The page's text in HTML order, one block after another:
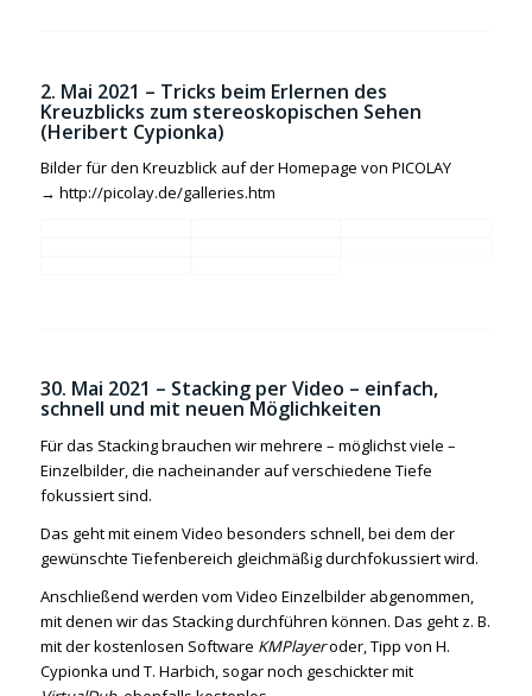
2. Mai 2021 – Tricks beim Erlernen des
Kreuzblicks zum stereoskopischen Sehen
(Heribert Cypionka)
Bilder für den Kreuzblick auf der Homepage von PICOLAY
→ http://picolay.de/galleries.htm
30. Mai 2021 – Stacking per Video – einfach,
schnell und mit neuen Möglichkeiten
Für das Stacking brauchen wir mehrere – möglichst viele –
Einzelbilder, die nacheinander auf verschiedene Tiefe
fokussiert sind.
Das geht mit einem Video besonders schnell, bei dem der
gewünschte Tiefenbereich gleichmäßig durchfokussiert wird.
Anschließend werden vom Video Einzelbilder abgenommen,
mit denen wir das Stacking durchführen können. Das geht z. B.
mit der kostenlosen Software KMPlayeroder, Tipp von H.
Cypionka und T. Harbich, sogar noch geschickter mit